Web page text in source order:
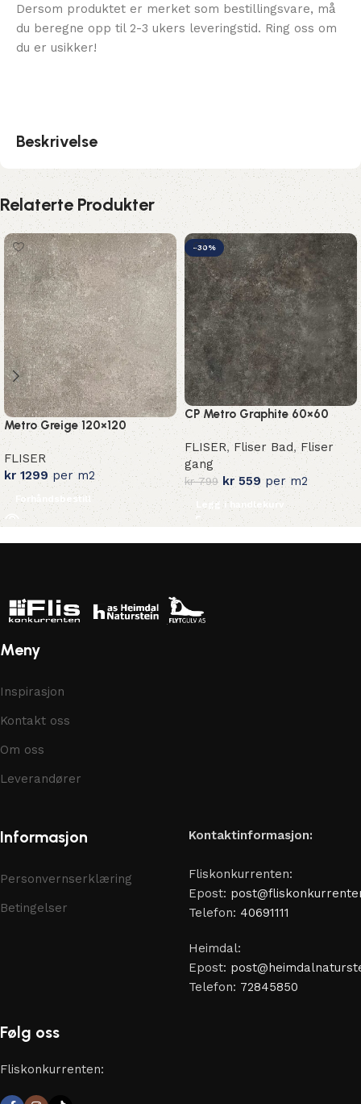
Dersom produktet er merket som bestillingsvare, må
du beregne opp til 2-3 ukers leveringstid. Ring oss om
du er usikker!
Beskrivelse
Relaterte Produkter
Metro Greige 120×120
FLISER
kr 1299 per m2
Forhåndsbestill
-30%
CP Metro Graphite 60×60
FLISER,Fliser Bad,Fliser
gang
kr799 kr559per m2
Legg i handlekurv
Meny
Inspirasjon
Kontakt oss
Om oss
Leverandører
Informasjon
Personvernserklæring
Betingelser
Kontaktinformasjon:
Fliskonkurrenten:
Epost:
Telefon: 40691111
Heimdal:
Epost:
Telefon: 72845850
Følg oss
Fliskonkurrenten: